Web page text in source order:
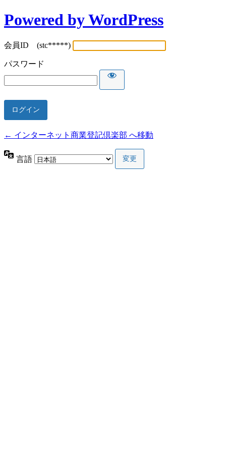
Powered by WordPress
会員ID (stc*****)
パスワード
← インターネット商業登記倶楽部 へ移動
言語